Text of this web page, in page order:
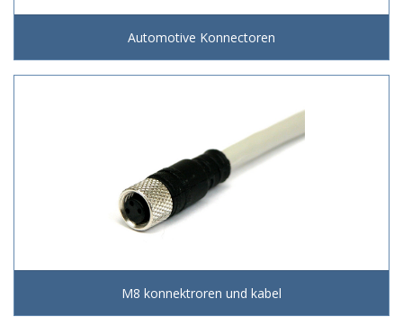
Automotive Konnectoren
M8 konnektroren und kabel